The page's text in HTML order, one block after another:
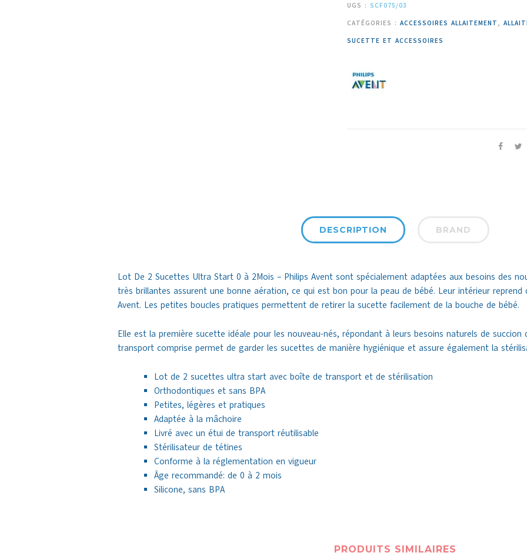
UGS : SCF075/03
CATÉGORIES : ACCESSOIRES ALLAITEMENT ,
SUCETTE ET ACCESSOIRES
DESCRIPTION BRAND
Lot De 2 Sucettes Ultra Start 0 à 2Mois – Philips Avent sont spécialement adaptées aux besoins des
très brillantes assurent une bonne aération, ce qui est bon pour la peau de bébé. Leur intérieur reprend
Avent. Les petites boucles pratiques permettent de retirer la sucette facilement de la bouche de bébé.
Elle est la première sucette idéale pour les nouveau-nés, répondant à leurs besoins naturels de
transport comprise permet de garder les sucettes de manière hygiénique et assure également la
Lot de 2 sucettes ultra start avec boîte de transport et de stérilisation
Orthodontiques et sans BPA
Petites, légères et pratiques
Adaptée à la mâchoire
Livré avec un étui de transport réutilisable
Stérilisateur de tétines
Conforme à la réglementation en vigueur
Âge recommandé: de 0 à 2 mois
Silicone, sans BPA
PRODUITS SIMILAIRES